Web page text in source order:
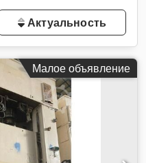
Актуальность
Малое объявление